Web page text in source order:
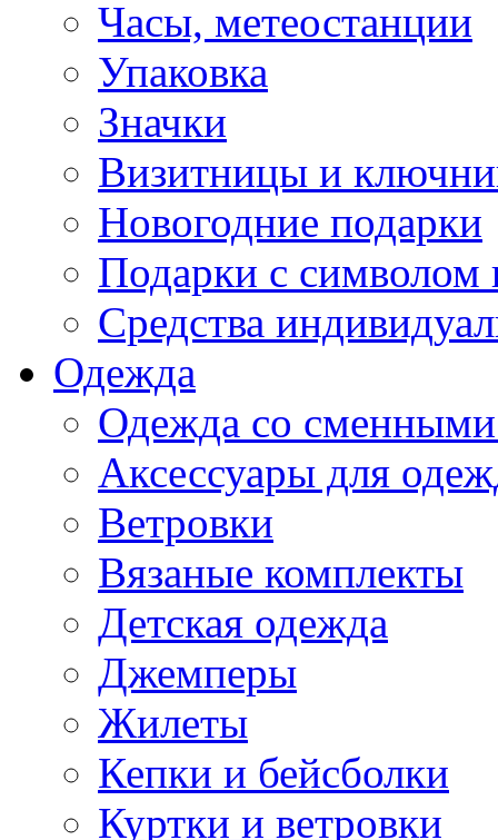
Часы, метеостанции
Упаковка
Значки
Визитницы и
Новогодние подарки
Подарки с символом
Средства
Одежда
Одежда со сменными
Аксессуары для
Ветровки
Вязаные комплекты
Детская одежда
Джемперы
Жилеты
Кепки и бейсболки
Куртки и ветровки